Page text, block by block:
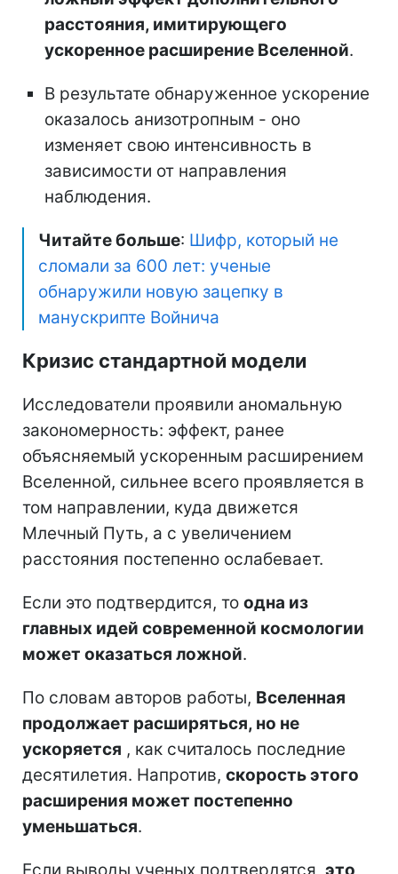
расстояния, имитирующего
ускоренное расширение Вселенной.
В результате обнаруженное ускорение
оказалось анизотропным - оно
изменяет свою интенсивность в
зависимости от направления
наблюдения.
Читайте больше: Шифр, который не
сломали за 600 лет: ученые
обнаружили новую зацепку в
манускрипте Войнича
Кризис стандартной модели
Исследователи проявили аномальную
закономерность: эффект, ранее
объясняемый ускоренным расширением
Вселенной, сильнее всего проявляется в
том направлении, куда движется
Млечный Путь, а с увеличением
расстояния постепенно ослабевает.
Если это подтвердится, то одна из
главных идей современной космологии
может оказаться ложной.
По словам авторов работы, Вселенная
продолжает расширяться, но не
ускоряется , как считалось последние
десятилетия. Напротив, скорость этого
расширения может постепенно
уменьшаться.
Если выводы ученых подтвердятся, это